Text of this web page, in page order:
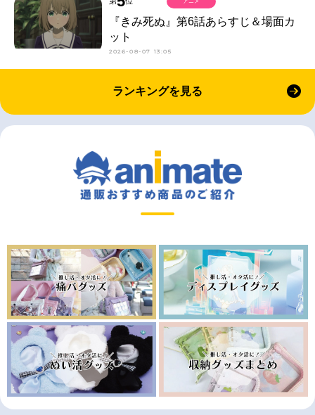
『きみ死ぬ』第6話あらすじ＆場面カ
ット
2026-08-07 13:05
ランキングを見る